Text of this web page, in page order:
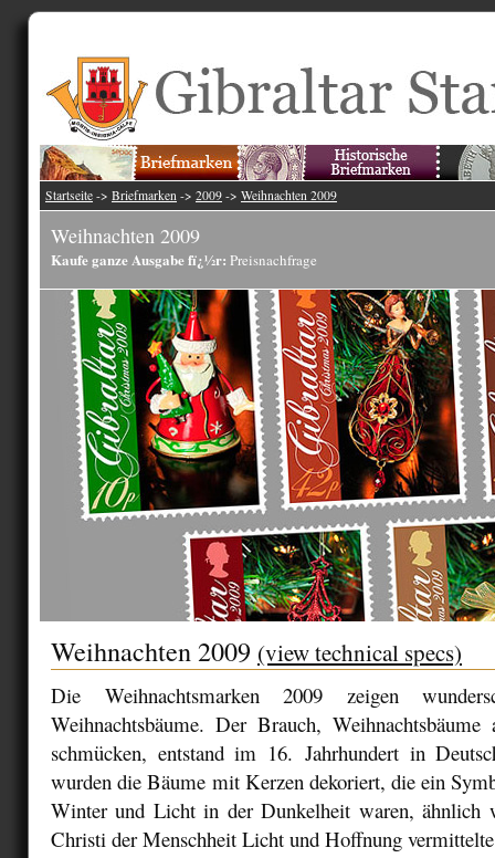
Startseite -> Briefmarken -> 2009 -> Weihnachten 2009
Weihnachten 2009
Kaufe ganze Ausgabe fï¿½r: Preisnachfrage
Weihnachten 2009 (view technical specs)
Die Weihnachtsmarken 2009 zeigen
Weihnachtsbäume. Der Brauch,
schmücken, entstand im 16. Jahrhundert in
wurden die Bäume mit Kerzen dekoriert, die ein
Winter und Licht in der Dunkelheit waren, ähnlich
Christi der Menschheit Licht und Hoffnung